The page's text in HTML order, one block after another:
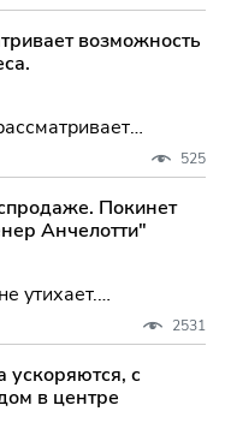
«Осасуны» (4:0)
игроков.
возможность
Лукаса
действующее
до лета 2025 года.
525
Покинет
Анчелотти"
утихает.
выразили свое
дел. Главный
после поражения от
о ситуации в
2531
с
в центре